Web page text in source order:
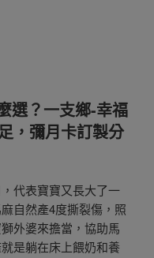
選？一支鄉-幸福
，彌月卡訂製分
代表寶寶又長大了一
自然產4度撕裂傷，照
外婆來擔當，協助馬
是躺在床上餵奶和養